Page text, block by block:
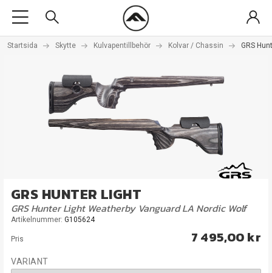
Startsida Skytte Kulvapentillbehör Kolvar / Chassin GRS
GRS HUNTER LIGHT
GRS Hunter Light Weatherby Vanguard LA Nordic Wolf
Artikelnummer: G105624
Pris 7 495,00 kr
VARIANT